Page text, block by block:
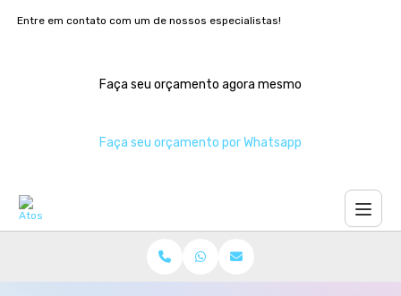
Entre em contato com um de nossos especialistas!
Faça seu orçamento agora mesmo
Faça seu orçamento por Whatsapp